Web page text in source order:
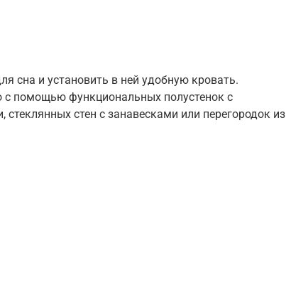
сна и установить в ней удобную кровать.
с помощью функциональных полустенок с
стен с занавесками или перегородок из